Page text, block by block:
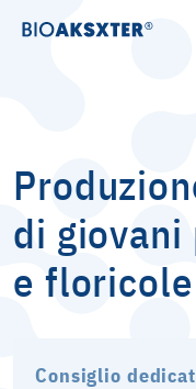
di
e floricole
Consiglio